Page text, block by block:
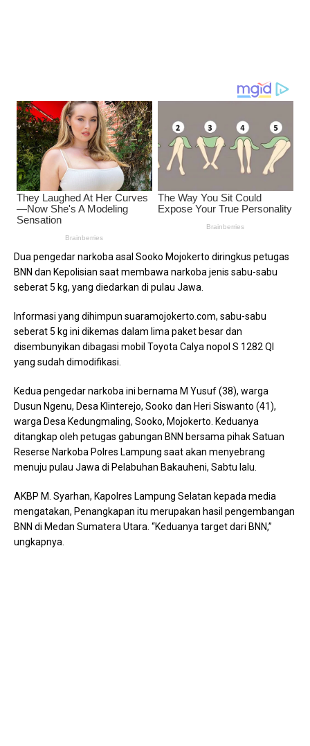
Dua pengedar narkoba asal Sooko Mojokerto diringkus petugas
BNN dan Kepolisian saat membawa narkoba jenis sabu-sabu
seberat 5 kg, yang diedarkan di pulau Jawa.
Informasi yang dihimpun suaramojokerto.com, sabu-sabu
seberat 5 kg ini dikemas dalam lima paket besar dan
disembunyikan dibagasi mobil Toyota Calya nopol S 1282 QI
yang sudah dimodifikasi.
Kedua pengedar narkoba ini bernama M Yusuf (38), warga
Dusun Ngenu, Desa Klinterejo, Sooko dan Heri Siswanto (41),
warga Desa Kedungmaling, Sooko, Mojokerto. Keduanya
ditangkap oleh petugas gabungan BNN bersama pihak Satuan
Reserse Narkoba Polres Lampung saat akan menyebrang
menuju pulau Jawa di Pelabuhan Bakauheni, Sabtu lalu.
AKBP M. Syarhan, Kapolres Lampung Selatan kepada media
mengatakan, Penangkapan itu merupakan hasil pengembangan
BNN di Medan Sumatera Utara. “Keduanya target dari BNN,”
ungkapnya.